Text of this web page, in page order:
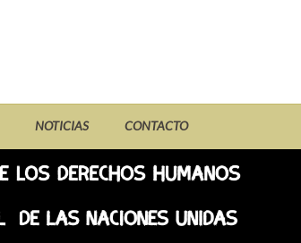
NOTICIAS CONTACTO